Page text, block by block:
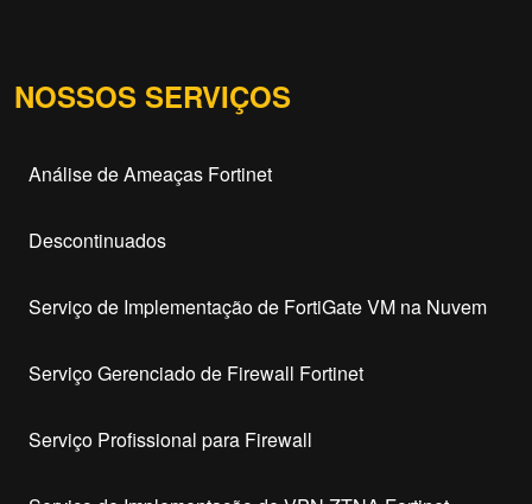
NOSSOS SERVIÇOS
Análise de Ameaças Fortinet
Descontinuados
Serviço de Implementação de FortiGate VM na Nuvem
Serviço Gerenciado de Firewall Fortinet
Serviço Profissional para Firewall